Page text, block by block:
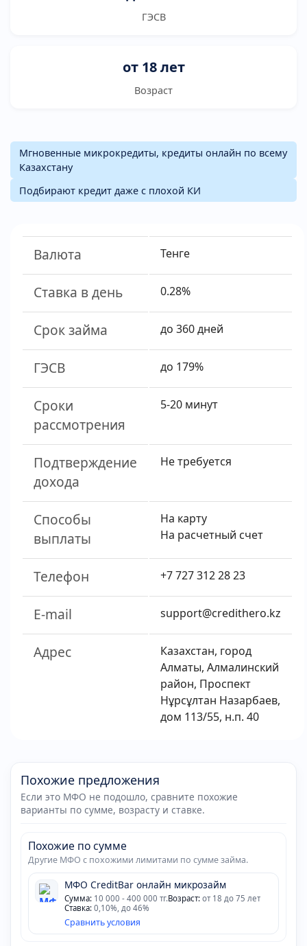
ГЭСВ
от 18 лет
Возраст
Мгновенные микрокредиты, кредиты онлайн по всему
Казахстану
Подбирают кредит даже с плохой КИ
Валюта Тенге
Ставка в день 0.28%
Срок займа до 360 дней
ГЭСВ до 179%
Сроки
рассмотрения
5-20 минут
Подтверждение
дохода
Не требуется
Способы
выплаты
На карту
На расчетный счет
Телефон +7 727 312 28 23
E-mail support@credithero.kz
Адрес
Казахстан, город
Алматы, Алмалинский
район, Проспект
Нұрсұлтан Назарбаев,
дом 113/55, н.п. 40
Похожие предложения
Если это МФО не подошло, сравните похожие
варианты по сумме, возрасту и ставке.
Похожие по сумме
Другие МФО с похожими лимитами по сумме займа.
МФО CreditBar онлайн микрозайм
Сумма: 10 000 - 400 000 тг.Возраст: от 18 до 75 лет
Ставка: 0,10%, до 46%
Сравнить условия